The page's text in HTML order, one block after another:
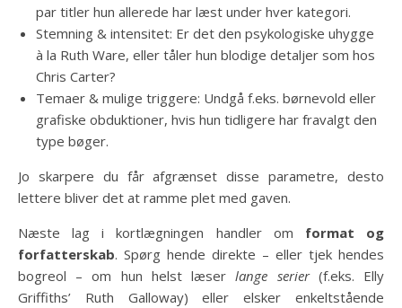
par titler hun allerede har læst under hver kategori.
Stemning & intensitet: Er det den psykologiske uhygge
à la Ruth Ware, eller tåler hun blodige detaljer som hos
Chris Carter?
Temaer & mulige triggere: Undgå f.eks. børnevold eller
grafiske obduktioner, hvis hun tidligere har fravalgt den
type bøger.
Jo skarpere du får afgrænset disse parametre, desto
lettere bliver det at ramme plet med gaven.
Næste lag i kortlægningen handler om format og
forfatterskab. Spørg hende direkte – eller tjek hendes
bogreol – om hun helst læserlange serier(f.eks. Elly
Griffiths’ Ruth Galloway) eller elsker enkeltstående